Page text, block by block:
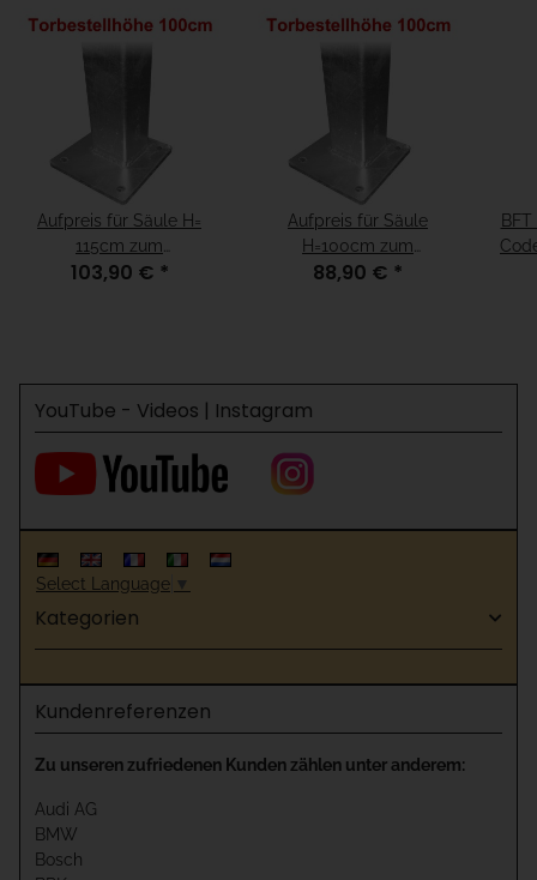
Aufpreis für Säule H=
115cm zum
Aufschrauben für
103,90 € *
Aufpreis für Säule
H=100cm zum
Aufschrauben für
88,90 € *
YouTube - Videos | Instagram
Select Language ▼
Kategorien
Kundenreferenzen
Zu unseren zufriedenen Kunden zählen unter anderem:
Audi AG
BMW
Bosch